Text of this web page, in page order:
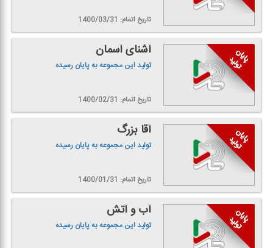
تاریخ اتمام: 1400/03/31
آشنای آسمان
تولید این مجموعه به پایان رسیده
تاریخ اتمام: 1400/02/31
آقا بزرگ
تولید این مجموعه به پایان رسیده
تاریخ اتمام: 1400/01/31
آب و آتش
تولید این مجموعه به پایان رسیده